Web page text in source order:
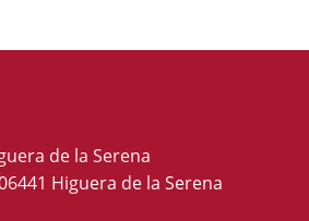
de la Serena
Higuera de la Serena